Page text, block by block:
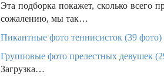
Эта подборка покажет, сколько всего
сожалению, мы так…
Пикантные фото теннисисток (39 фото)
Групповые фото прелестных девушек
Загрузка…